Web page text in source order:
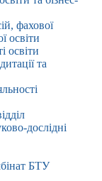
фахової
освіти
освіти
та
дослідні
БТУ